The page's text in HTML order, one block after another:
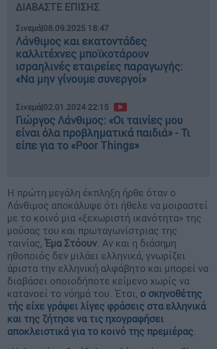
ΔΙΑΒΑΣΤΕ ΕΠΙΣΗΣ
Σινεμά|08.09.2025 18:47
Λάνθιμος και εκατοντάδες
καλλιτέχνες μποϊκοτάρουν
ισραηλινές εταιρείες παραγωγής:
«Να μην γίνουμε συνεργοί»
Σινεμά|02.01.2024 22:15
Γιώργος Λάνθιμος: «Οι ταινίες μου
είναι όλα προβληματικά παιδιά» - Τι
είπε για το «Poor Things»
Η πρώτη μεγάλη έκπληξη ήρθε όταν ο
Λάνθιμος αποκάλυψε ότι ήθελε να μοιραστεί
με το κοινό μια «ξεχωριστή ικανότητα» της
μούσας του και πρωταγωνίστριας της
ταινίας, Έμα Στόουν. Αν και η διάσημη
ηθοποιός δεν μιλάει ελληνικά, γνωρίζει
άριστα την ελληνική αλφάβητο και μπορεί να
διαβάσει οποιοδήποτε κείμενο χωρίς να
κατανοεί το νόημά του. Έτσι, ο σκηνοθέτης
τής είχε γράψει λίγες φράσεις στα ελληνικά
και της ζήτησε να τις ηχογραφήσει
αποκλειστικά για το κοινό της πρεμιέρας.